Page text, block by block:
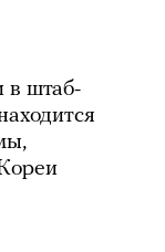
в штаб-